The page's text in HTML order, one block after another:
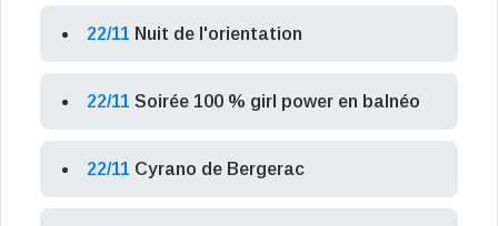
22/11 Nuit de l'orientation
22/11 Soirée 100 % girl power en balnéo
22/11 Cyrano de Bergerac